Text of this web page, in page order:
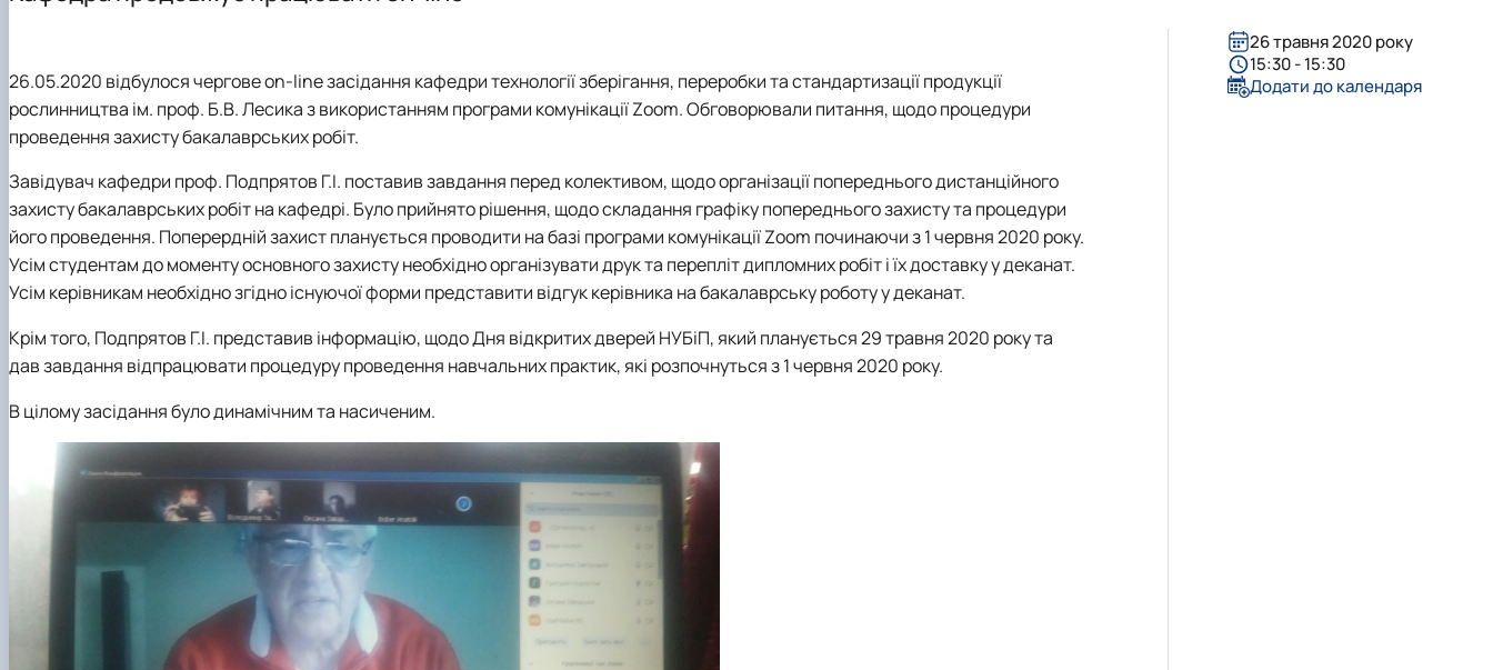
Презентація кафедри
Стандарти вищої освіти
Програми практик
Навчальні та науково-дослідні лабораторії
Електронні навчальні ресурси
Профорієнтаційна діяльність кафедри
Працевлаштування випускників магістратури
Виховна робота
Методичні рекомендації до виконання курсової роботи для студентів ОС Бакалавр т…
Розклад занять на 2025/2026
Міжнародна науково-практична конференція «Інноваційні технології виробництва, л…
Студентський науковий гурток "Технолог"
Послуги, які надає кафедра
Телефони гарячих ліній
26.05.2020 відбулося чергове оn-line засідання кафедри технології зберігання, переробки та стандартизації продукції
рослинництва ім. проф. Б.В. Лесика з використанням програми комунікації Zoom. Обговорювали питання, щодо процедури
проведеннязахисту бакалаврських робіт.
Завідувач кафедри проф. Подпрятов Г.І. поставив завдання перед колективом, щодо організації попереднього дистанційного
захисту бакалаврських робіт на кафедрі. Було прийнято рішення, щодо складання графіку попереднього захисту та процедури
його проведення. Поперердній захист планується проводити на базі програми комунікації Zoom починаючи з 1 червня 2020 року.
Усім студентам до моменту основного захисту необхідно організувати друк та перепліт дипломних робіт і їх доставку у деканат.
Усім керівникам необхідно згідно існуючої форми представити відгук керівника на бакалаврську роботу у деканат.
Крім того, Подпрятов Г.І. представив інформацію, щодо Дня відкритих дверей НУБіП, який планується 29 травня 2020 року та
дав завдання відпрацювати процедуру проведення навчальних практик, які розпочнуться з 1 червня 2020 року.
В цілому засідання було динамічним та насиченим.
26 травня 2020 року
15:30 - 15:30
Додати до календаря